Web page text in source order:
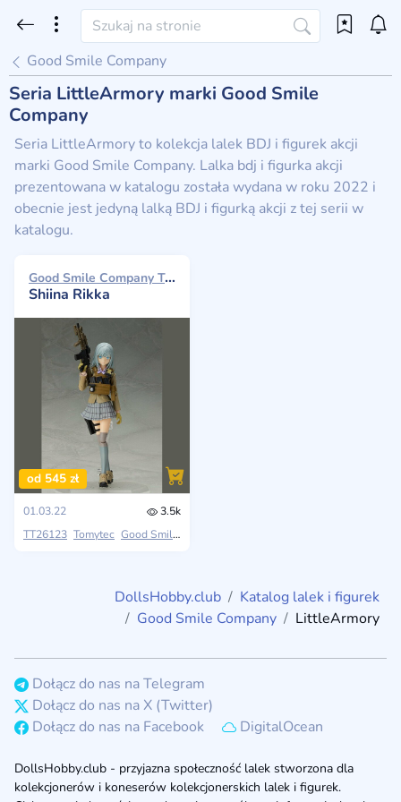
Good Smile Company
Seria LittleArmory marki Good Smile
Company
Seria LittleArmory to kolekcja lalek BDJ i figurek akcji
marki Good Smile Company. Lalka bdj i figurka akcji
prezentowana w katalogu została wydana w roku 2022 i
obecnie jest jedyną lalką BDJ i figurką akcji z tej serii w
katalogu.
Good Smile Company Tomytec 2022
Shiina Rikka
od 545 zł
01.03.22
3.5k
TT26123 Tomytec Good Smile Company
DollsHobby.club
Katalog lalek i figurek
Good Smile Company
LittleArmory
Dołącz do nas na Telegram
Dołącz do nas na X (Twitter)
Dołącz do nas na Facebook
DigitalOcean
DollsHobby.club - przyjazna społeczność lalek stworzona dla
kolekcjonerów i koneserów kolekcjonerskich lalek i figurek.